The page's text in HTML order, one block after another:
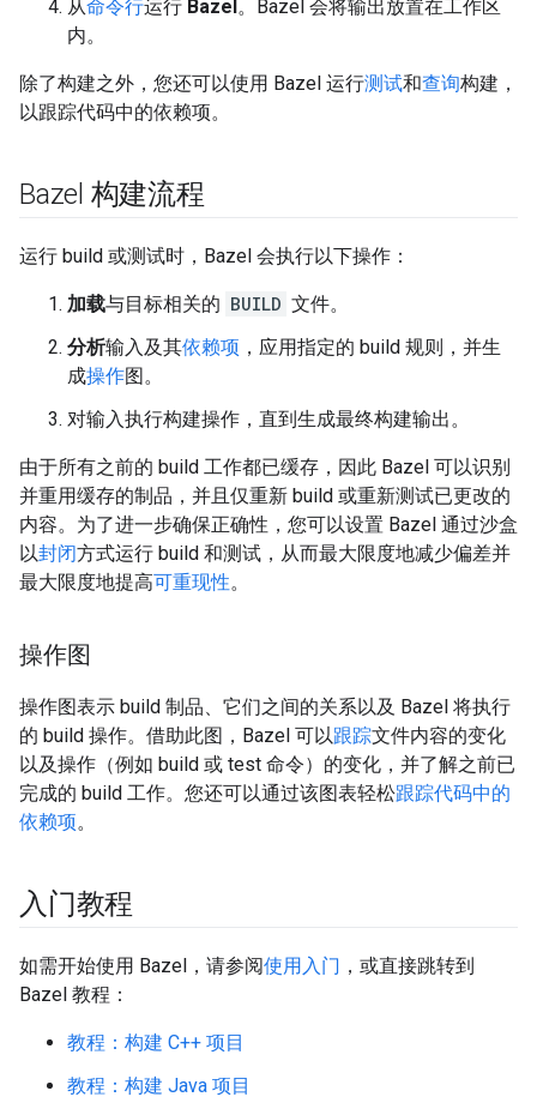
从命令行运行 Bazel。Bazel 会将输出放置在工作区
内。
除了构建之外，您还可以使用 Bazel 运行测试和查询构建，
以跟踪代码中的依赖项。
Bazel 构建流程
运行 build 或测试时，Bazel 会执行以下操作：
加载与目标相关的 BUILD 文件。
分析输入及其依赖项 ，应用指定的 build 规则，并生
成操作图。
对输入执行构建操作，直到生成最终构建输出。
由于所有之前的 build 工作都已缓存，因此 Bazel 可以识别
并重用缓存的制品，并且仅重新 build 或重新测试已更改的
内容。为了进一步确保正确性，您可以设置 Bazel 通过沙盒
以封闭方式运行 build 和测试，从而最大限度地减少偏差并
最大限度地提高可重现性。
操作图
操作图表示 build 制品、它们之间的关系以及 Bazel 将执行
的 build 操作。借助此图，Bazel 可以跟踪文件内容的变化
以及操作（例如 build 或 test 命令）的变化，并了解之前已
完成的 build 工作。您还可以通过该图表轻松跟踪代码中的
依赖项。
入门教程
如需开始使用 Bazel，请参阅使用入门 ，或直接跳转到
Bazel 教程：
教程：构建 C++ 项目
教程：构建 Java 项目